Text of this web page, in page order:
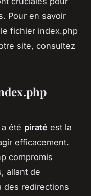
Pour en savoir
fichier index.php
site, consultez
a été piraté est la
efficacement.
compromis
allant de
des redirections